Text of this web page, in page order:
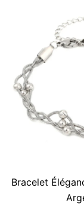
Bracelet